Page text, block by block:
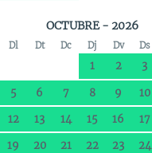
OCTUBRE - 2026
Dl Dt Dc Dj Dv Ds
1 2 3
5
6 7 8 9 10
12
13 14 15 16 17
19
20 21 22 23 24